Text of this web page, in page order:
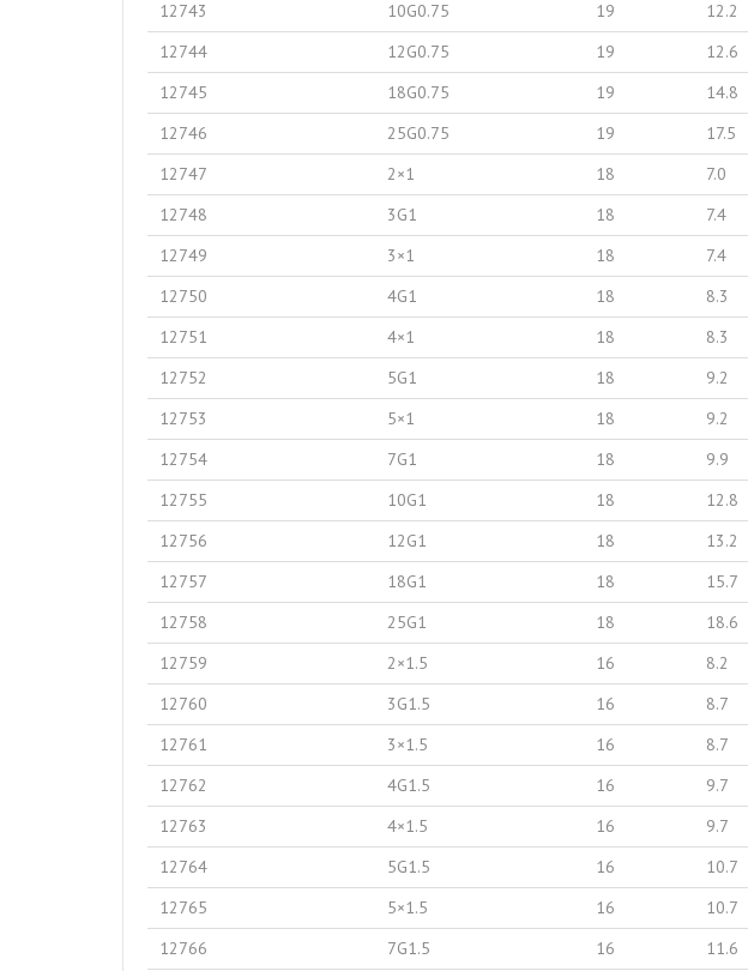
12743
10G0.75 19 12.2
12744
12G0.75 19 12.6
12745
18G0.75 19 14.8
12746
25G0.75 19 17.5
12747
2×1 18 7.0
12748
3G1 18 7.4
12749
3×1 18 7.4
12750
4G1 18 8.3
12751
4×1 18 8.3
12752
5G1 18 9.2
12753
5×1 18 9.2
12754
7G1 18 9.9
12755
10G1 18 12.8
12756
12G1 18 13.2
12757
18G1 18 15.7
12758
25G1 18 18.6
12759
2×1.5 16 8.2
12760
3G1.5 16 8.7
12761
3×1.5 16 8.7
12762
4G1.5 16 9.7
12763
4×1.5 16 9.7
12764
5G1.5 16 10.7
12765
5×1.5 16 10.7
12766
7G1.5 16 11.6